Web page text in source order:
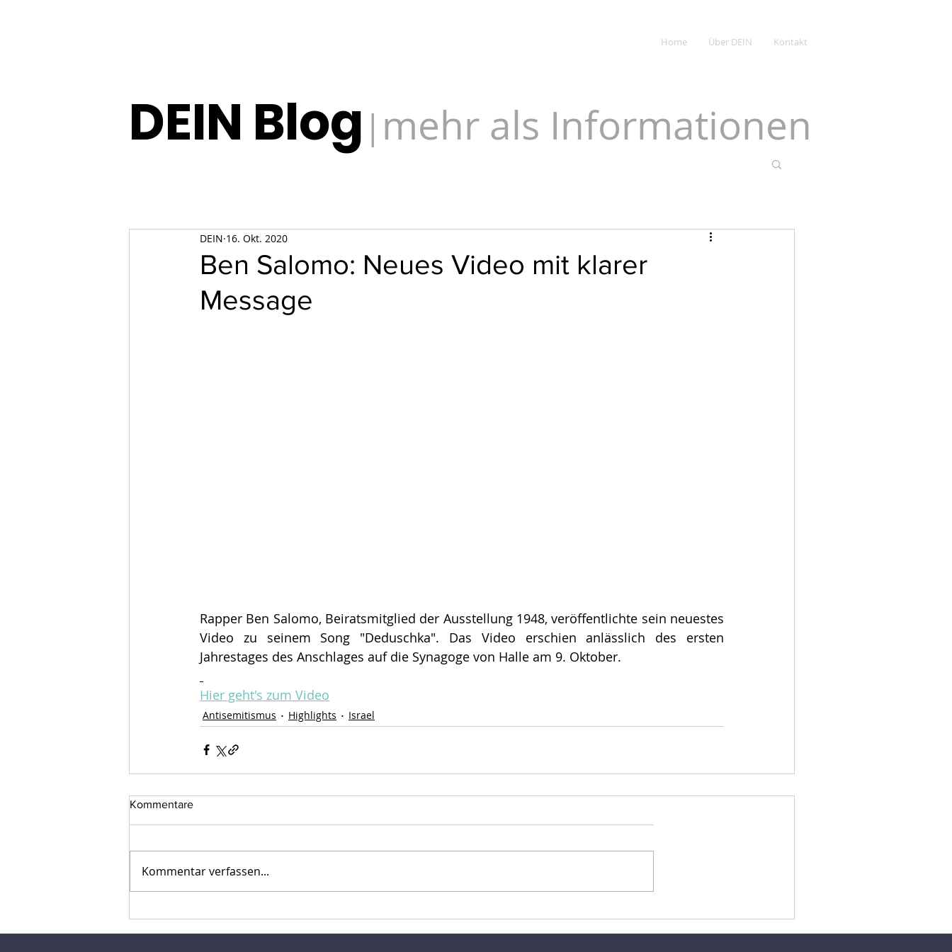
Home Über DEIN Kontakt
DEIN Blog | mehr als Informationen
Ben Salomo: Neues Video mit klarer
Message
DEIN 16. Okt. 2020
Rapper Ben Salomo, Beiratsmitglied der Ausstellung 1948, veröffentlichte sein neuestes
Video zu seinem Song "Deduschka". Das Video erschien anlässlich des ersten
Jahrestages des Anschlages auf die Synagoge von Halle am 9. Oktober.
Hier geht's zum Video
Antisemitismus Highlights Israel
Kommentare
Kommentar verfassen...